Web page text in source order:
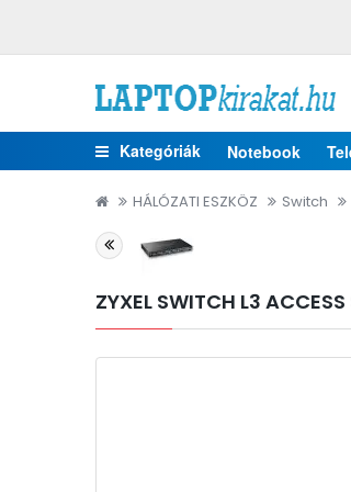
Kategóriák Notebook
HÁLÓZATI ESZKÖZ Switch
ZYXEL SWITCH L3